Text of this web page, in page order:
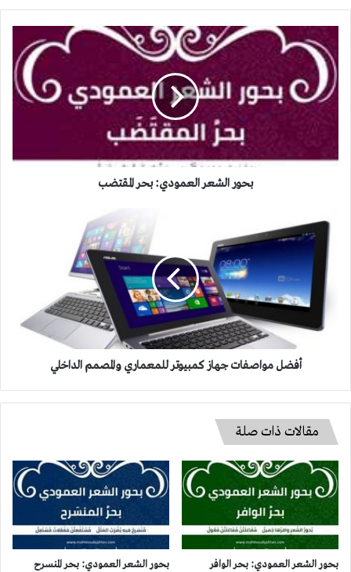
الشعر
العمودي:
بحر
المقتضب
بحور الشعر العمودي: بحر المقتضب
مواصفات
جهاز
كمبيوتر
للمعماري
والمصمم
الداخلي
أفضل مواصفات جهاز كمبيوتر للمعماري والمصمم الداخلي
مقالات ذات صلة
بحور الشعر العمودي: بحر الوافر بحور الشعر العمودي: بحر المنسرح